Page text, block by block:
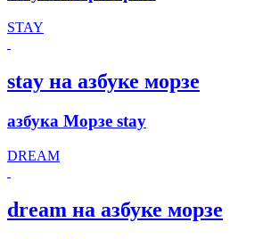
STAY
stay на азбуке морзе
азбука Морзе stay
DREAM
dream на азбуке морзе